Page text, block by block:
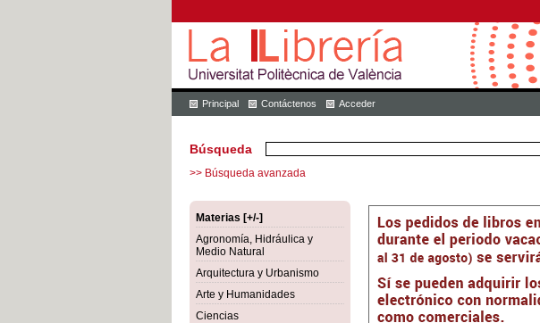
Principal Contáctenos Acceder
Búsqueda
>> Búsqueda avanzada
Materias [+/-]
Agronomía, Hidráulica y
Medio Natural
Arquitectura y Urbanismo
Arte y Humanidades
Ciencias